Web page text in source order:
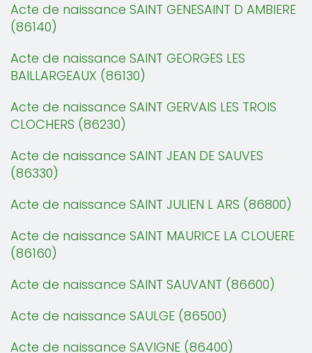
Acte de naissance SAINT GENESAINT D AMBIERE
(86140)
Acte de naissance SAINT GEORGES LES
BAILLARGEAUX (86130)
Acte de naissance SAINT GERVAIS LES TROIS
CLOCHERS (86230)
Acte de naissance SAINT JEAN DE SAUVES
(86330)
Acte de naissance SAINT JULIEN L ARS (86800)
Acte de naissance SAINT MAURICE LA CLOUERE
(86160)
Acte de naissance SAINT SAUVANT (86600)
Acte de naissance SAULGE (86500)
Acte de naissance SAVIGNE (86400)